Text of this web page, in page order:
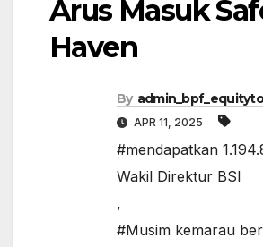
Arus Masuk
Haven
By
APR 11, 2025
#mendapatkan
Wakil Direktur BSI
,
#Musim kemarau